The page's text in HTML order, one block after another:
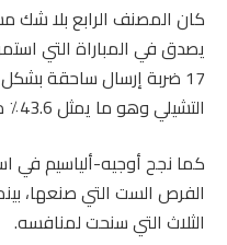
كان المصنف الرابع بلا شك
يصدق في المباراة التي
17 ضربة إرسال ساحقة
التشيلي وهو ما يمثل 43.6٪ من ضرباته الفائزة.
كما نجح أوجيه-ألياسيم في
الفرص الست التي صنعها،
الثلاث التي سنحت لمنافسه.